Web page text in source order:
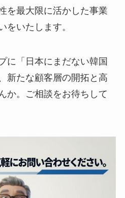
を最大限に活かした事業
をいたします。
に「日本にまだない韓国
新たな顧客層の開拓と高
か。ご相談をお待ちして